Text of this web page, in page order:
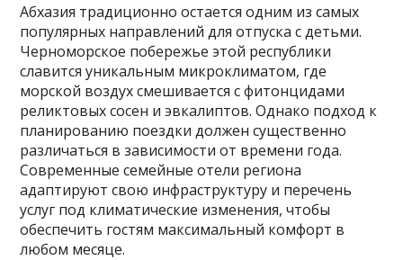
Абхазия традиционно остается одним из самых
популярных направлений для отпуска с детьми.
Черноморское побережье этой республики
славится уникальным микроклиматом, где
морской воздух смешивается с фитонцидами
реликтовых сосен и эвкалиптов. Однако подход к
планированию поездки должен существенно
различаться в зависимости от времени года.
Современные семейные отели региона
адаптируют свою инфраструктуру и перечень
услуг под климатические изменения, чтобы
обеспечить гостям максимальный комфорт в
любом месяце.